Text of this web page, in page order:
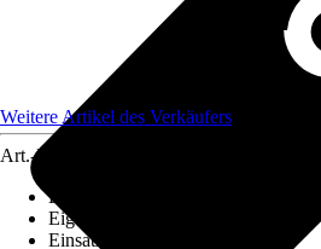
Weitere Artikel des Verkäufers
Art.-Nr.
Bodenloch
Eigenschaft
Einsatzbereich